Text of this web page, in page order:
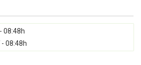
08:48h
08:48h